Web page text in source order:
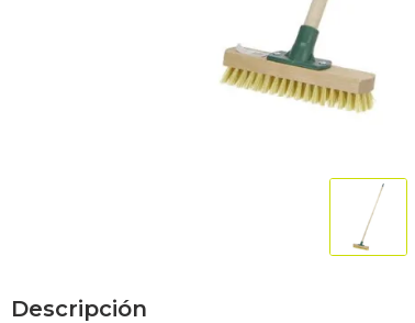
Descripción